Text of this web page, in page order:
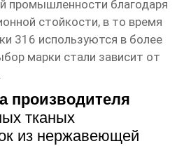
промышленности благодаря
стойкости, в то время
316 используются в более
марки стали зависит от
производителя
тканых
из нержавеющей